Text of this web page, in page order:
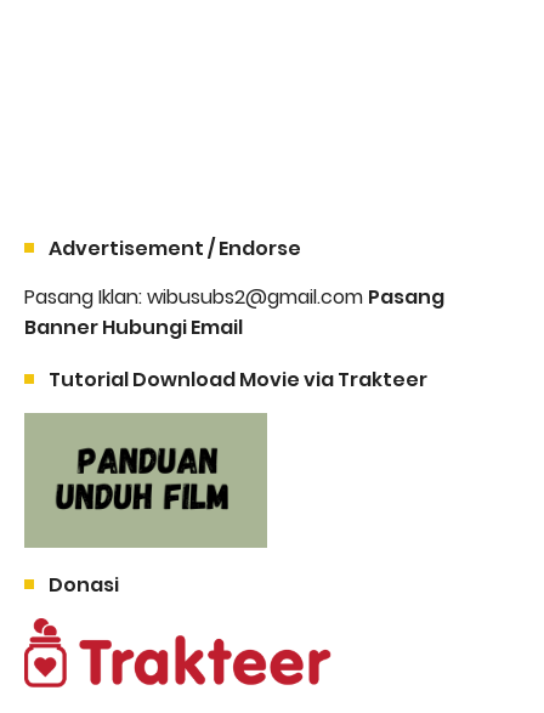
Advertisement / Endorse
Pasang Iklan: wibusubs2@gmail.com Pasang
Banner Hubungi Email
Tutorial Download Movie via Trakteer
Donasi